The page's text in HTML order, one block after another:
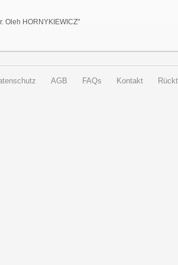
Oleh HORNYKIEWICZ"
AGB FAQs Kontakt